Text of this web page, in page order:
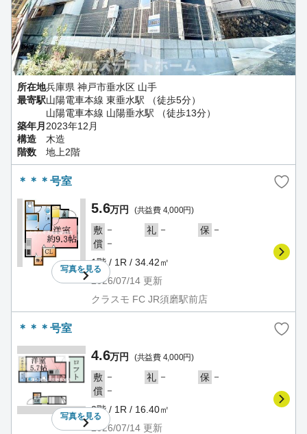
所在地兵庫県 神戸市垂水区 山手
最寄駅山陽電車本線 東垂水駅 （徒歩5分）
山陽電車本線 山陽垂水駅 （徒歩13分）
築年月 2023年12月
構造
木造
階数
地上2階
＊＊＊号室
写真を見る
5.6万円 (共益費 4,000円)
敷 － 礼 － 保 －
償 －
1階 / 1R / 34.42㎡
2026/07/14 更新
クラスモ FC JR須磨駅前店
＊＊＊号室
写真を見る
4.6万円 (共益費 4,000円)
敷 － 礼 － 保 －
償 －
2階 / 1R / 16.40㎡
2026/07/14 更新